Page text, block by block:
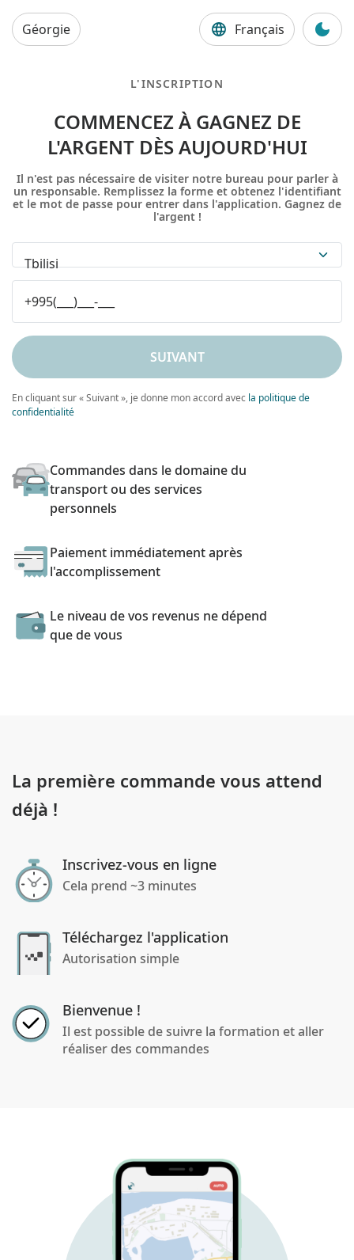
Géorgie Français
L'INSCRIPTION
COMMENCEZ À GAGNEZ DE
L'ARGENT DÈS AUJOURD'HUI
Il n'est pas nécessaire de visiter notre bureau pour parler à
un responsable. Remplissez la forme et obtenez l'identifiant
et le mot de passe pour entrer dans l'application. Gagnez de
l'argent !
Tbilisi
SUIVANT
En cliquant sur « Suivant », je donne mon accord avec la politique de
confidentialité
Commandes dans le domaine du
transport ou des services
personnels
Paiement immédiatement après
l'accomplissement
Le niveau de vos revenus ne dépend
que de vous
La première commande vous attend
déjà !
Inscrivez-vous en ligne
Cela prend ~3 minutes
Téléchargez l'application
Autorisation simple
Bienvenue !
Il est possible de suivre la formation et aller
réaliser des commandes